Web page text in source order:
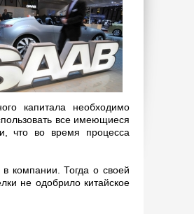
капитала необходимо
все имеющиеся
что во время процесса
компании. Тогда о своей
не одобрило китайское